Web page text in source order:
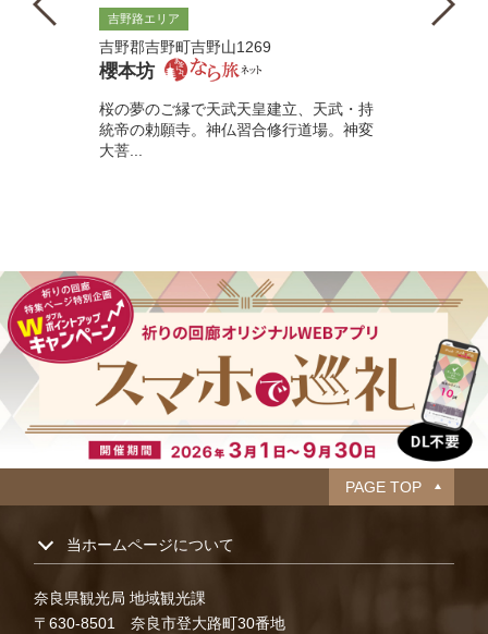
吉野路エリア
吉野郡吉野町吉野山1269
櫻本坊
桜の夢のご縁で天武天皇建立、天武・持
統帝の勅願寺。神仏習合修行道場。神変
大菩...
PAGE TOP
当ホームページについて
奈良県観光局 地域観光課
〒630-8501 奈良市登大路町30番地